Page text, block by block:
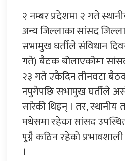
२ नम्बर प्रदेशमा २ गते
अन्य जिल्लाका सांसद
सभामुख घर्तीले संविधान
गते) बैठक बोलाएकोमा
२३ गते एकैदिन तीनवटा
नपुगेपछि सभामुख घर्तीले
सारेकी थिइन् । तर, स्थानीय
मधेसमा रहेका सांसद
पुग्नै कठिन रहेको
।